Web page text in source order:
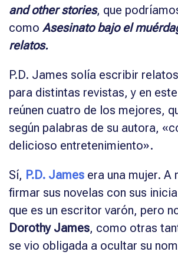
and other stories, que
como Asesinato bajo el
relatos.
P.D. James solía escribir
para distintas revistas, y en
reúnen cuatro de los mejores,
según palabras de su autora,
delicioso entretenimiento».
Sí, P.D. James era una mujer. A
firmar sus novelas con sus
que es un escritor varón, pero
Dorothy James, como otras
se vio obligada a ocultar su